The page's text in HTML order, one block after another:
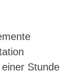
Stunde